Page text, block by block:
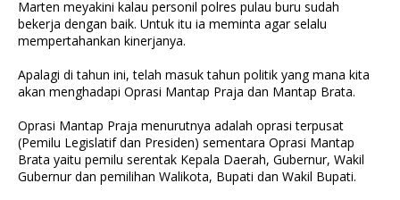
Marten meyakini kalau personil polres pulau buru sudah
bekerja dengan baik. Untuk itu ia meminta agar selalu
mempertahankan kinerjanya.
Apalagi di tahun ini, telah masuk tahun politik yang mana kita
akan menghadapi Oprasi Mantap Praja dan Mantap Brata.
Oprasi Mantap Praja menurutnya adalah oprasi terpusat
(Pemilu Legislatif dan Presiden) sementara Oprasi Mantap
Brata yaitu pemilu serentak Kepala Daerah, Gubernur, Wakil
Gubernur dan pemilihan Walikota, Bupati dan Wakil Bupati.